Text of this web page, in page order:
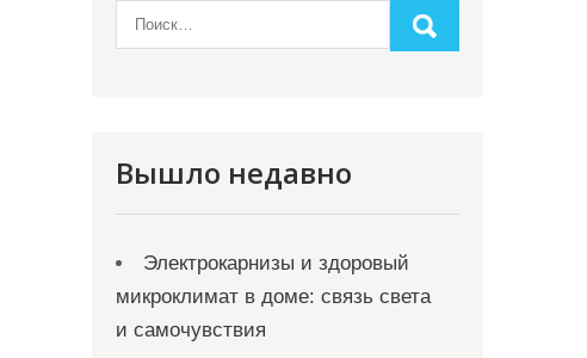
Вышло недавно
Электрокарнизы и здоровый
микроклимат в доме: связь света
и самочувствия